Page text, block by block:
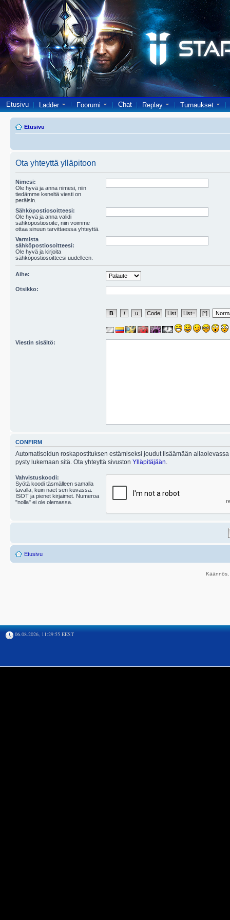
Etusivu Ladder Foorumi Chat Replay Turnaukset
Etusivu
Ota yhteyttä ylläpitoon
Nimesi:
Ole hyvä ja anna nimesi, niin
tiedämme keneltä viesti on
peräisin.
Sähköpostiosoitteesi:
Ole hyvä ja anna validi
sähköpostiosoite, niin voimme
ottaa sinuun tarvittaessa yhteyttä.
Varmista
sähköpostiosoitteesi:
Ole hyvä ja kirjoita
sähköpostiosoitteesi uudelleen.
Aihe:
Otsikko:
Viestin sisältö:
CONFIRM
Automatisoidun roskapostituksen estämiseksi joudut lisäämään
pysty lukemaan sitä. Ota yhteyttä sivuston Ylläpitäjään
Vahvistuskoodi:
Syötä koodi täsmälleen samalla
tavalla, kuin näet sen kuvassa.
ISOT ja pienet kirjaimet. Numeroa
"nolla" ei ole olemassa.
Etusivu
06.08.2026, 11:29:55 EEST